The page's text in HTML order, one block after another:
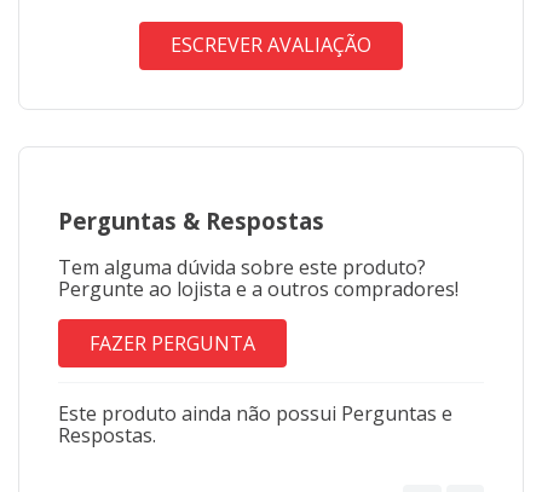
ESCREVER AVALIAÇÃO
Perguntas & Respostas
Tem alguma dúvida sobre este produto?
Pergunte ao lojista e a outros compradores!
FAZER PERGUNTA
Este produto ainda não possui Perguntas e
Respostas.